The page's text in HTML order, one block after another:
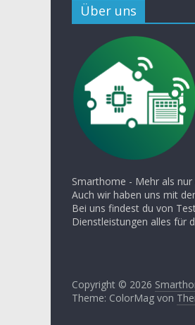
Über uns
Smarthome - Mehr als
Auch wir haben uns mit
Bei uns findest du von
Dienstleistungen alles für
Copyright © 2026
Theme: ColorMag von